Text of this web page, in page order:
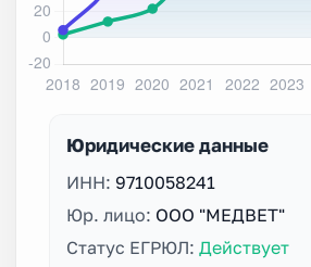
Юридические данные
ИНН: 9710058241
Юр. лицо: ООО "МЕДВЕТ"
Статус ЕГРЮЛ: Действует